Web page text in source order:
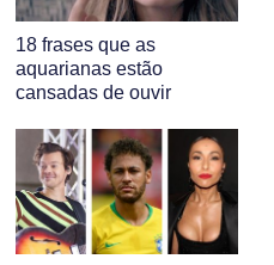
18 frases que as
aquarianas estão
cansadas de ouvir